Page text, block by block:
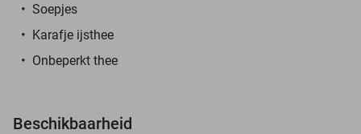
Soepjes
Karafje ijsthee
Onbeperkt thee
Beschikbaarheid